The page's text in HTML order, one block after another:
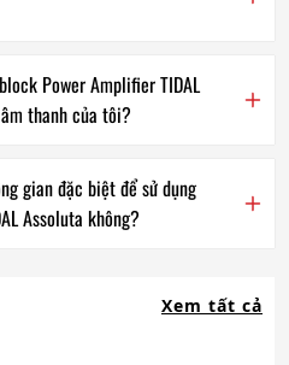
Power Amplifier TIDAL
thanh của tôi?
gian đặc biệt để sử dụng
Assoluta không?
Xem tất cả